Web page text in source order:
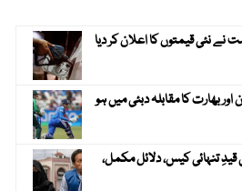
نے نئی قیمتوں کا اعلان کر دیا
2026، پاکستان اور بھارت کا مقابلہ دبئی میں ہو
قیدِ تنہائی کیس، دلائل مکمل،